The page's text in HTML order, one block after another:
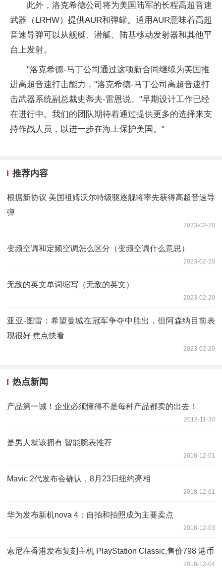
此外，洛克希德公司将为美国陆军的长程高超音速
武器（LRHW）提供AUR和弹罐。通用AUR意味着高超
音速导弹可以从舰艇、潜艇、陆基移动发射器和其他平
台上发射。
"洛克希德-马丁公司通过这项新合同继续为美国推
进高超音速打击能力，"洛克希德-马丁公司高超音速打
击武器系统副总裁史蒂夫-雷恩说。"早期设计工作已经
在进行中。我们的团队期待着通过提供更多的选择来支
持作战人员，以进一步在海上保护美国。"
推荐内容
根据新协议 美国祖姆沃尔特级驱逐舰将率先获得高超音速导
弹
2023-02-20
变频空调和定频空调怎么区分（变频空调什么意思）
2023-02-20
无敌的英文单词缩写（无敌的英文）
2023-02-20
亚亚-图雷：希望曼城在冠军争夺中胜出，但阿森纳目前表
现很好 焦点快看
2023-02-20
热点新闻
产品第一诫！企业必须懂得不是每种产品都卖的出去！
2018-11-30
是男人就该拥有 智能腕表推荐
2018-12-01
Mavic 2代发布会确认，8月23日纽约亮相
2018-12-01
华为发布新机nova 4：自拍和拍照成为主要卖点
2018-12-03
索尼在香港发布复刻主机 PlayStation Classic,售价798 港币
2018-12-04